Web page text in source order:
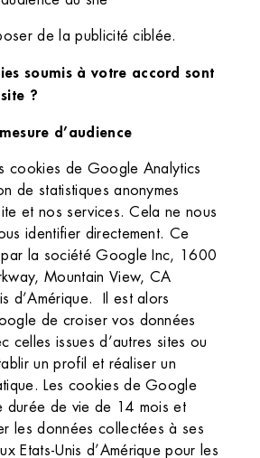
de la publicité ciblée.
soumis à votre accord sont
?
d’audience
cookies de Google Analytics
de statistiques anonymes
et nos services. Cela ne nous
identifier directement. Ce
la société Google Inc, 1600
Mountain View, CA
d’Amérique. Il est alors
de croiser vos données
celles issues d’autres sites ou
un profil et réaliser un
Les cookies de Google
durée de vie de 14 mois et
les données collectées à ses
Etats-Unis d’Amérique pour les